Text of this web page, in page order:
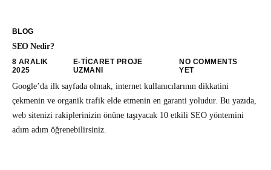
BLOG
SEO Nedir?
8 ARALIK
2025
E-TICARET PROJE
UZMANI
NO COMMENTS
YET
Google’da ilk sayfada olmak, internet kullanıcılarının dikkatini
çekmenin ve organik trafik elde etmenin en garanti yoludur. Bu yazıda,
web sitenizi rakiplerinizin önüne taşıyacak 10 etkili SEO yöntemini
adım adım öğrenebilirsiniz.